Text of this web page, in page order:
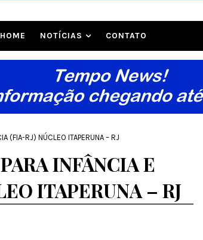
HOME NOTÍCIAS CONTATO
(FIA-RJ) NÚCLEO ITAPERUNA – RJ
INFÂNCIA E
ITAPERUNA – RJ